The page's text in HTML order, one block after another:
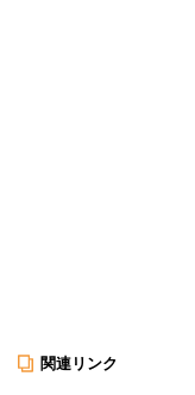
関連リンク